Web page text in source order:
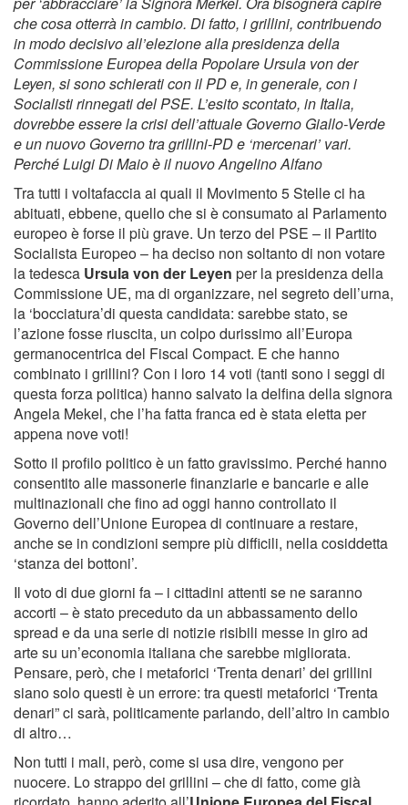
che cosa otterrà in cambio. Di fatto, i grillini, contribuendo
in modo decisivo all’elezione alla presidenza della
Commissione Europea della Popolare Ursula von der
Leyen, si sono schierati con il PD e, in generale, con i
Socialisti rinnegati del PSE. L’esito scontato, in Italia,
dovrebbe essere la crisi dell’attuale Governo Giallo-Verde
e un nuovo Governo tra grillini-PD e ‘mercenari’ vari.
Perché Luigi Di Maio è il nuovo Angelino Alfano
Tra tutti i voltafaccia ai quali il Movimento 5 Stelle ci ha
abituati, ebbene, quello che si è consumato al Parlamento
europeo è forse il più grave. Un terzo del PSE – il Partito
Socialista Europeo – ha deciso non soltanto di non votare
la tedesca Ursula von der Leyen per la presidenza della
Commissione UE, ma di organizzare, nel segreto dell’urna,
la ‘bocciatura’di questa candidata: sarebbe stato, se
l’azione fosse riuscita, un colpo durissimo all’Europa
germanocentrica del Fiscal Compact. E che hanno
combinato i grillini? Con i loro 14 voti (tanti sono i seggi di
questa forza politica) hanno salvato la delfina della signora
Angela Mekel, che l’ha fatta franca ed è stata eletta per
appena nove voti!
Sotto il profilo politico è un fatto gravissimo. Perché hanno
consentito alle massonerie finanziarie e bancarie e alle
multinazionali che fino ad oggi hanno controllato il
Governo dell’Unione Europea di continuare a restare,
anche se in condizioni sempre più difficili, nella cosiddetta
‘stanza dei bottoni’.
Il voto di due giorni fa – i cittadini attenti se ne saranno
accorti – è stato preceduto da un abbassamento dello
spread e da una serie di notizie risibili messe in giro ad
arte su un’economia italiana che sarebbe migliorata.
Pensare, però, che i metaforici ‘Trenta denari’ dei grillini
siano solo questi è un errore: tra questi metaforici ‘Trenta
denari” ci sarà, politicamente parlando, dell’altro in cambio
di altro…
Non tutti i mali, però, come si usa dire, vengono per
nuocere. Lo strappo dei grillini – che di fatto, come già